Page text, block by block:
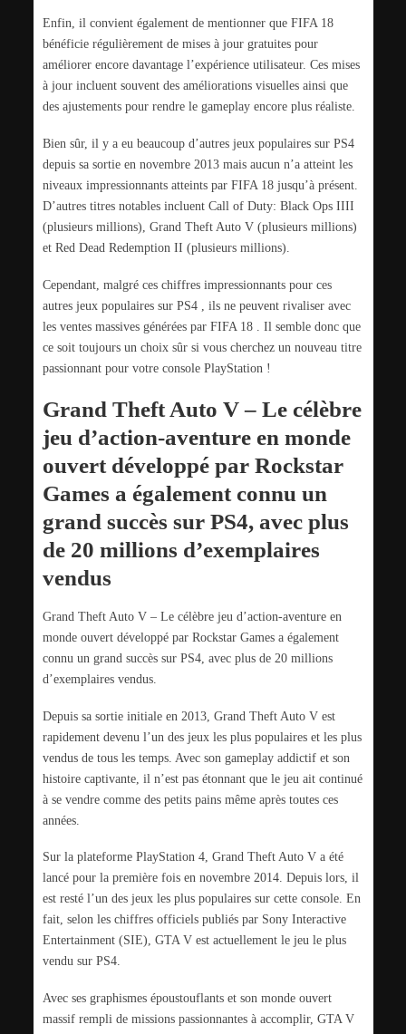
Enfin, il convient également de mentionner que FIFA 18
bénéficie régulièrement de mises à jour gratuites pour
améliorer encore davantage l’expérience utilisateur. Ces mises
à jour incluent souvent des améliorations visuelles ainsi que
des ajustements pour rendre le gameplay encore plus réaliste.
Bien sûr, il y a eu beaucoup d’autres jeux populaires sur PS4
depuis sa sortie en novembre 2013 mais aucun n’a atteint les
niveaux impressionnants atteints par FIFA 18 jusqu’à présent.
D’autres titres notables incluent Call of Duty: Black Ops IIII
(plusieurs millions), Grand Theft Auto V (plusieurs millions)
et Red Dead Redemption II (plusieurs millions).
Cependant, malgré ces chiffres impressionnants pour ces
autres jeux populaires sur PS4 , ils ne peuvent rivaliser avec
les ventes massives générées par FIFA 18 . Il semble donc que
ce soit toujours un choix sûr si vous cherchez un nouveau titre
passionnant pour votre console PlayStation !
Grand Theft Auto V – Le célèbre
jeu d’action-aventure en monde
ouvert développé par Rockstar
Games a également connu un
grand succès sur PS4, avec plus
de 20 millions d’exemplaires
vendus
Grand Theft Auto V – Le célèbre jeu d’action-aventure en
monde ouvert développé par Rockstar Games a également
connu un grand succès sur PS4, avec plus de 20 millions
d’exemplaires vendus.
Depuis sa sortie initiale en 2013, Grand Theft Auto V est
rapidement devenu l’un des jeux les plus populaires et les plus
vendus de tous les temps. Avec son gameplay addictif et son
histoire captivante, il n’est pas étonnant que le jeu ait continué
à se vendre comme des petits pains même après toutes ces
années.
Sur la plateforme PlayStation 4, Grand Theft Auto V a été
lancé pour la première fois en novembre 2014. Depuis lors, il
est resté l’un des jeux les plus populaires sur cette console. En
fait, selon les chiffres officiels publiés par Sony Interactive
Entertainment (SIE), GTA V est actuellement le jeu le plus
vendu sur PS4.
Avec ses graphismes époustouflants et son monde ouvert
massif rempli de missions passionnantes à accomplir, GTA V